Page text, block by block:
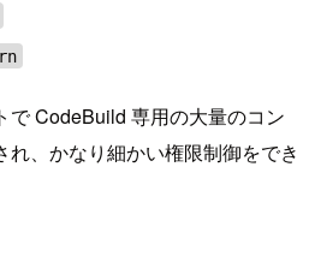
で CodeBuild 専用の大量のコン
、かなり細かい権限制御をでき